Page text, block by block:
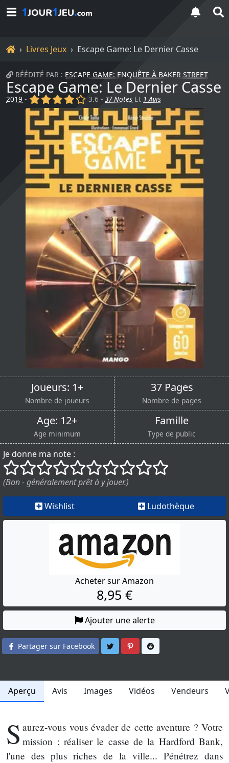
Accueil
Livres Jeux Escape Game: Le Dernier Casse
RÉÉDITÉ PAR : ESCAPE GAME: ENQUÊTE À BAKER STREET
Escape Game: Le Dernier Casse
2019 - (x) (x) (x) (x) ()
3.6 -37 Notes Et 1 Avis
Joueurs: 1+
Nombre de joueurs
37 Pages
Nombre de pages
Age: 12+
Age minimum
Famille
Type de public
Je donne ma note :
()
() () () () () () () ()
()
(Bon - généralement prêt à y jouer.)
Wishlist Ludothèque
Acheter sur Amazon
8,95 €
Ajouter une alerte
Partager sur Facebook Partager sur Twitter
Partager sur Pinterest
Aperçu Avis Images Vidéos Vendeurs
S aurez-vous vous évader de cette aventure ? Votre
mission : réaliser le casse de la Hardford Bank,
l'une des plus riches de la ville... Pénétrez dans